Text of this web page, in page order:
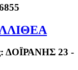
ΔΟΪΡΑΝΗΣ 23 -